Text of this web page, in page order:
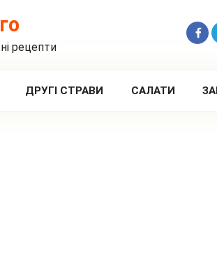
рецепти
ДРУГІ СТРАВИ САЛАТИ